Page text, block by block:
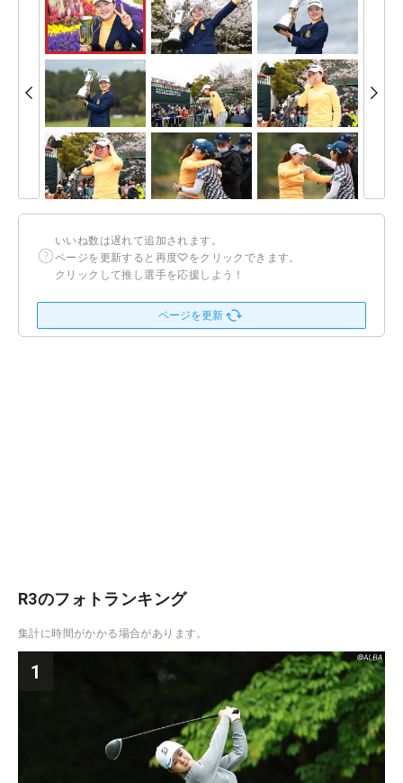
いいね数は遅れて追加されます。
ページを更新すると再度♡をクリックできます。
クリックして推し選手を応援しよう！
ページを更新
R3のフォトランキング
集計に時間がかかる場合があります。
1